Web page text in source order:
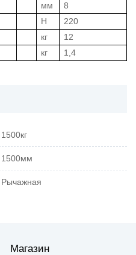
мм
8
H
220
кг
12
кг 1,4
1500кг
1500мм
Рычажная
Магазин